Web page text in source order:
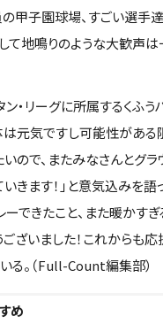
甲子園球場、すごい選手
て地鳴りのような大歓声
・リーグに所属するくふう
は元気ですし可能性がある
ので、またみなさんとグラ
きます！」と意気込みを語
できたこと、また暖かす
ざいました！これからも応
る。（Full-Count編集部）
め